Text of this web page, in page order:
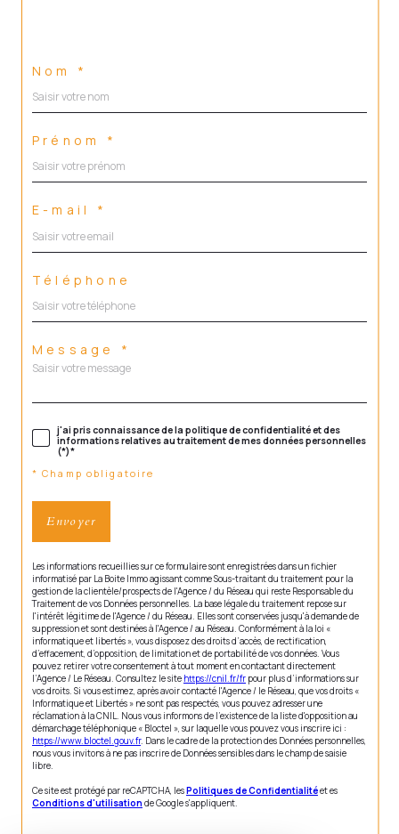
Nom *
Prénom *
E-mail *
Téléphone
Message *
j'ai pris connaissance de la politique de confidentialité et des
informations relatives au traitement de mes données personnelles
(*)*
* Champ obligatoire
Envoyer
Les informations recueillies sur ce formulaire sont enregistrées dans un fichier
informatisé par La Boite Immo agissant comme Sous-traitant du traitement pour la
gestion de la clientèle/prospects de l'Agence / du Réseau qui reste Responsable du
Traitement de vos Données personnelles. La base légale du traitement repose sur
l'intérêt légitime de l'Agence / du Réseau. Elles sont conservées jusqu'à demande de
suppression et sont destinées à l'Agence / au Réseau. Conformément à la loi «
informatique et libertés », vous disposez des droits d’accès, de rectification,
d’effacement, d’opposition, de limitation et de portabilité de vos données. Vous
pouvez retirer votre consentement à tout moment en contactant directement
l’Agence / Le Réseau. Consultez le site https://cnil.fr/fr pour plus d’informations sur
vos droits. Si vous estimez, après avoir contacté l'Agence / le Réseau, que vos droits «
Informatique et Libertés » ne sont pas respectés, vous pouvez adresser une
réclamation à la CNIL. Nous vous informons de l’existence de la liste d'opposition au
démarchage téléphonique « Bloctel », sur laquelle vous pouvez vous inscrire ici :
https://www.bloctel.gouv.fr. Dans le cadre de la protection des Données personnelles,
nous vous invitons à ne pas inscrire de Données sensibles dans le champ de saisie
libre.
Ce site est protégé par reCAPTCHA, lesPolitiques de Confidentialitéet es
Conditions d'utilisation de Google s'appliquent.